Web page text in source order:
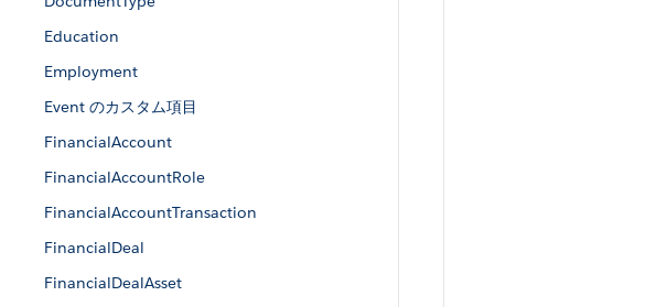
Education
Employment
Event のカスタム項目
FinancialAccount
FinancialAccountRole
FinancialAccountTransaction
FinancialDeal
FinancialDealAsset